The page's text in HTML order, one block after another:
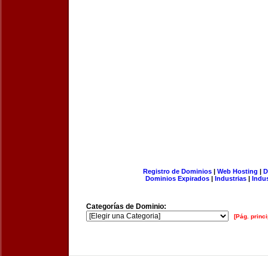
Registro de Dominios| Web Hosting |
Dominios Expirados | Industrias |
Categorías de Dominio:
[Pág.